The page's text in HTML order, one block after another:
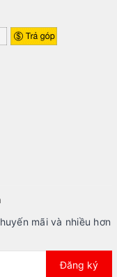
mãi và nhiều hơn
Đăng ký